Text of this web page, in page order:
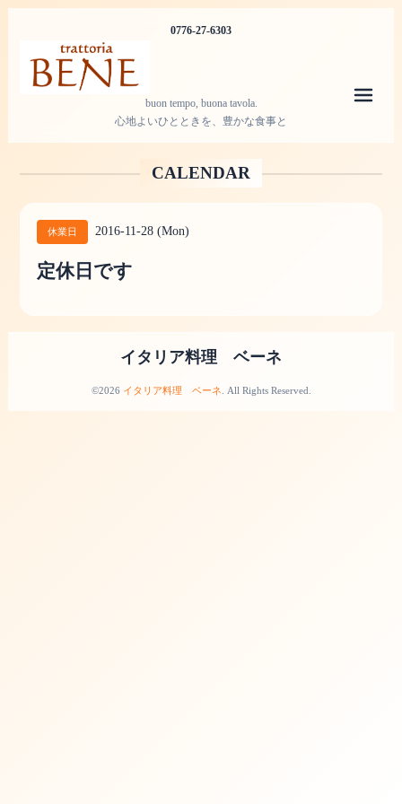
0776-27-6303
buon tempo, buona tavola.
心地よいひとときを、豊かな食事と
CALENDAR
休業日 2016-11-28 (Mon)
定休日です
イタリア料理 ベーネ
©2026 イタリア料理 ベーネ . All Rights Reserved.